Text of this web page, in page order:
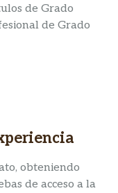
de Grado
de Grado
obteniendo
de acceso a la